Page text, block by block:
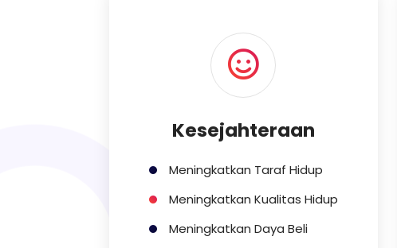
Kesejahteraan
Meningkatkan Taraf Hidup
Meningkatkan Kualitas Hidup
Meningkatkan Daya Beli